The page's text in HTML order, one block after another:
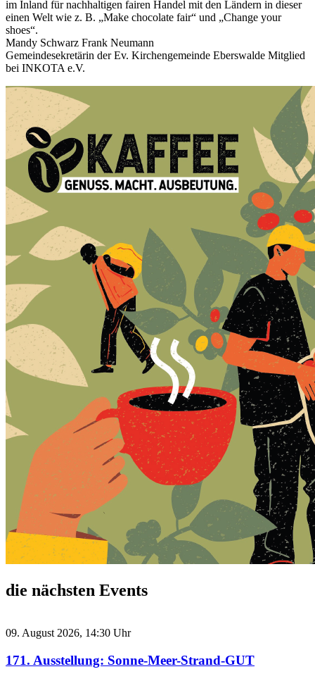
im Inland für nachhaltigen fairen Handel mit den Ländern in dieser
einen Welt wie z. B. „Make chocolate fair“ und „Change your
shoes“.
Mandy Schwarz Frank Neumann
Gemeindesekretärin der Ev. Kirchengemeinde Eberswalde Mitglied
bei INKOTA e.V.
die nächsten Events
09. August 2026, 14:30 Uhr
171. Ausstellung: Sonne-Meer-Strand-GUT